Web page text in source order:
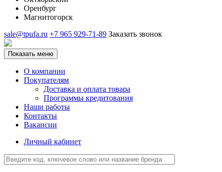
Оренбург
Магнитогорск
sale@tpufa.ru +7 965 929-71-89 Заказать звонок
Показать меню
О компании
Покупателям
Доставка и оплата товара
Программы кредитования
Наши работы
Контакты
Вакансии
Личный кабинет